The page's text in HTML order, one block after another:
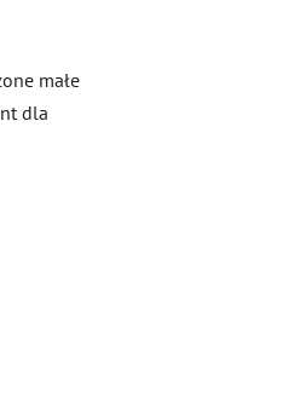
małe
dla